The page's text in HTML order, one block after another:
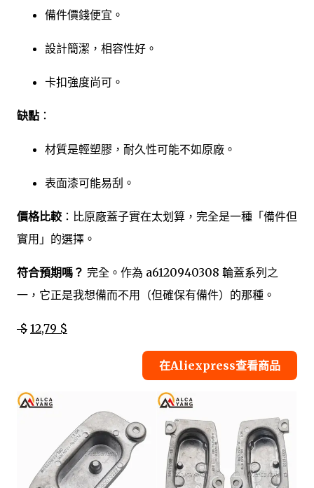
備件價錢便宜。
設計簡潔，相容性好。
卡扣強度尚可。
缺點 ：
材質是輕塑膠，耐久性可能不如原廠。
表面漆可能易刮。
價格比較 ：比原廠蓋子實在太划算，完全是一種「備件但
實用」的選擇。
符合預期嗎？ 完全。作為 a6120940308 輪蓋系列之
一，它正是我想備而不用（但確保有備件）的那種。
$ 12,79 $
在Aliexpress查看商品